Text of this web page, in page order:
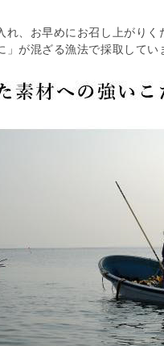
、お早めにお召し上がりく
が混ざる漁法で採取してい